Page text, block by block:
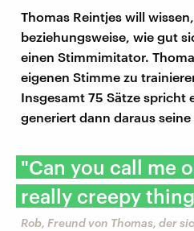
Thomas Reintjes will
beziehungsweise, wie gut
einen Stimmimitator.
eigenen Stimme zu
Insgesamt 75 Sätze spricht
generiert dann daraus
"Can you call me
really creepy
Rob, Freund von Thomas, der